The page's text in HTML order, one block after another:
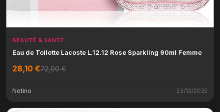
BEAUTÉ & SANTÉ
Eau de Toilette Lacoste L.12.12 Rose Sparkling 90ml Femme
28,10 €72,00 €
Notino 23/12/2025